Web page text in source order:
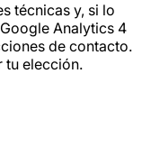
técnicas y, si lo
Analytics 4
de contacto.
tu elección.